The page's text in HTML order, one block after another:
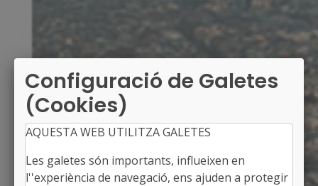
Configuració de Galetes
(Cookies)
AQUESTA WEB UTILITZA GALETES
Les galetes són importants, influeixen en
l''experiència de navegació, ens ajuden a protegir